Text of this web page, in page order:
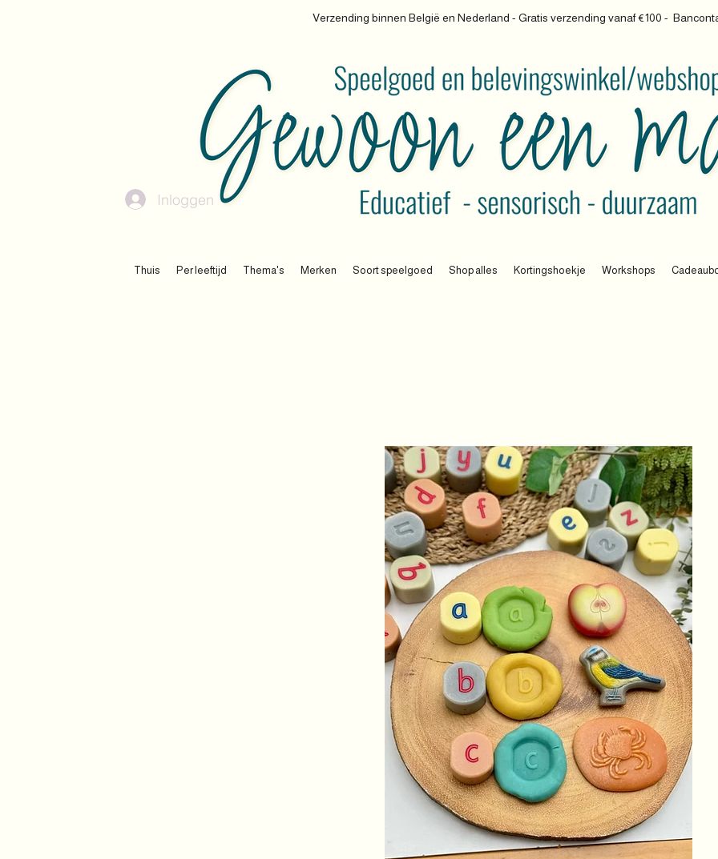
Verzending binnen België en Nederland - Gratis verzending vanaf €100 -
Thuis Per leeftijd Thema's Merken Soort speelgoed Shop alles Kortingshoekje Workshops
Inloggen